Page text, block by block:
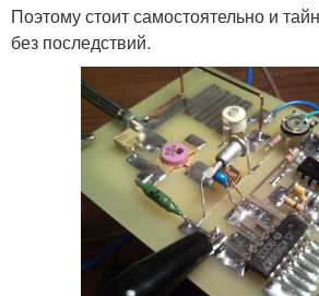
Поэтому стоит самостоятельно и
без последствий.